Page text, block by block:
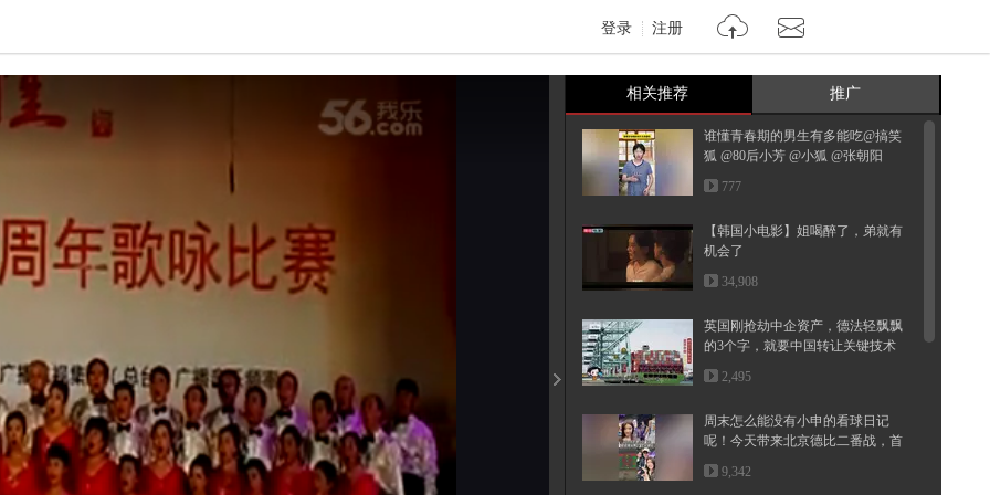
登录 注册
亮度 标准
饱和度 100
相关推荐 推广
谁懂青春期的男生有多能吃@搞笑
狐 @80后小芳 @小狐 @张朝阳
777
【韩国小电影】姐喝醉了，弟就有
机会了
34,908
英国刚抢劫中企资产，德法轻飘飘
的3个字，就要中国转让关键技术
2,495
周末怎么能没有小申的看球日记
呢！今天带来北京德比二番战，首
钢和...
9,342